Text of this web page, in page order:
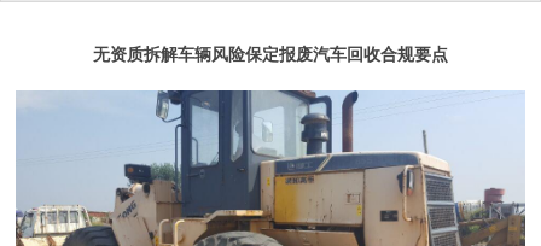
无资质拆解车辆风险保定报废汽车回收合规要点